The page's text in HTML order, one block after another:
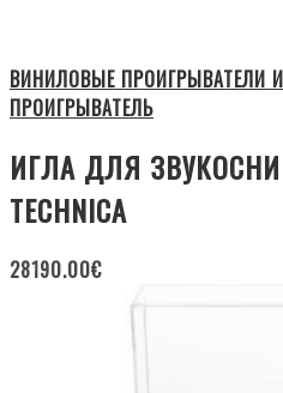
ВИНИЛОВЫЕ ПРОИГРЫВАТЕЛИ
ПРОИГРЫВАТЕЛЬ
ИГЛА ДЛЯ
TECHNICA
28190.00€